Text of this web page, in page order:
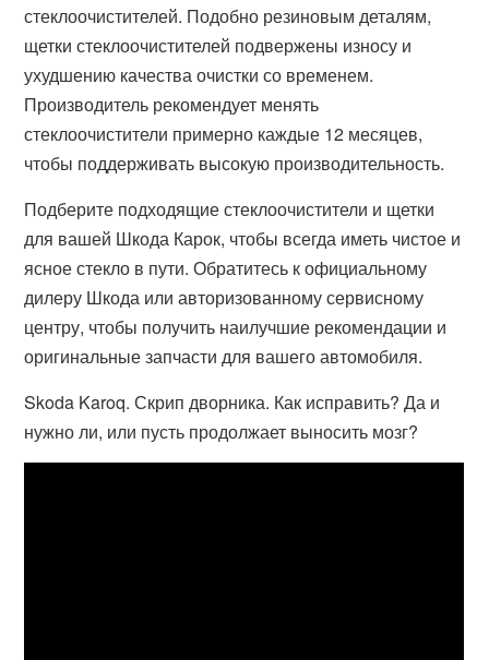
стеклоочистителей. Подобно резиновым деталям,
щетки стеклоочистителей подвержены износу и
ухудшению качества очистки со временем.
Производитель рекомендует менять
стеклоочистители примерно каждые 12 месяцев,
чтобы поддерживать высокую производительность.
Подберите подходящие стеклоочистители и щетки
для вашей Шкода Карок, чтобы всегда иметь чистое и
ясное стекло в пути. Обратитесь к официальному
дилеру Шкода или авторизованному сервисному
центру, чтобы получить наилучшие рекомендации и
оригинальные запчасти для вашего автомобиля.
Skoda Karoq. Скрип дворника. Как исправить? Да и
нужно ли, или пусть продолжает выносить мозг?